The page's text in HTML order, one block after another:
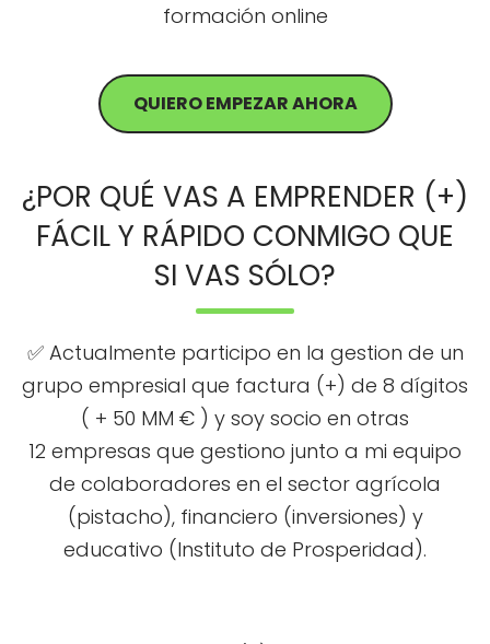
formación online
QUIERO EMPEZAR AHORA
¿POR QUÉ VAS A EMPRENDER (+)
FÁCIL Y RÁPIDO CONMIGO QUE
SI VAS SÓLO?
✅ Actualmente participo en la gestion de un
grupo empresial que factura (+) de 8 dígitos
( + 50 MM € ) y soy socio en otras
12 empresas que gestiono junto a mi equipo
de colaboradores en el sector agrícola
(pistacho), financiero (inversiones) y
educativo (Instituto de Prosperidad).